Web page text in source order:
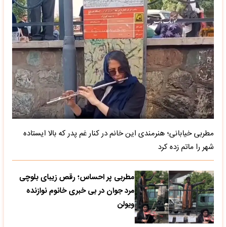
مطربی خیابانی؛ هنرمندی این خانم در کنار غم پدر که بالا ایستاده
شهر را ماتم زده کرد
مطربی پر احساس؛ رقص زیبای بلوچی
مرد جوان در بی خبری خانوم نوازنده
ویولن